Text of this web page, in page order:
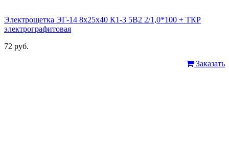
Электрощетка ЭГ-14 8х25х40 К1-3 5В2 2/1,0*100 + ТКР
электрографитовая
72 руб.
Заказать